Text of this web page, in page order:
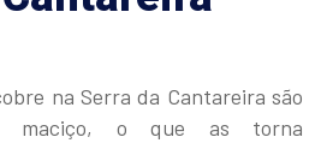
na Serra da Cantareira são
maciço, o que as torna